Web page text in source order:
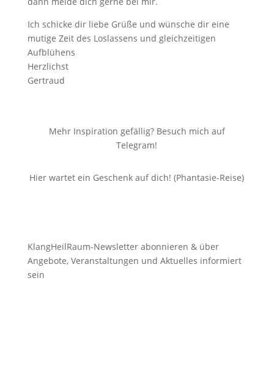
Ich schicke dir liebe Grüße und wünsche dir eine
mutige Zeit des Loslassens und gleichzeitigen
Aufblühens
Herzlichst
Gertraud
Mehr Inspiration gefällig? Besuch mich auf
Telegram!
Hier wartet ein Geschenk auf dich! (Phantasie-Reise)
KlangHeilRaum-Newsletter abonnieren & über
Angebote, Veranstaltungen und Aktuelles informiert
sein